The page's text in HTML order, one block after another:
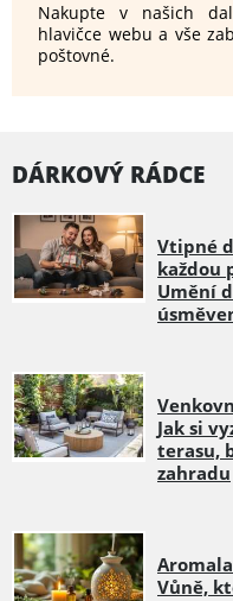
Nakupte v našich
hlavičce webu a vše
poštovné.
DÁRKOVÝ RÁDCE
Vtipné
každou
Umění
Jak si
terasu,
zahradu
Vůně,